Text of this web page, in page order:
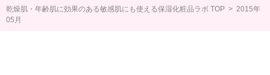
乾燥肌・年齢肌に効果のある敏感肌にも使える保湿化粧品ラボ TOP > 2015年
05月